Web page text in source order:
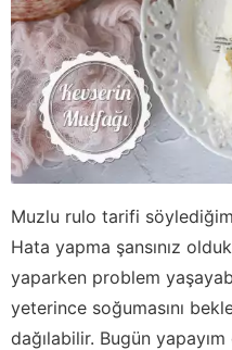
Muzlu rulo tarifi
Hata yapma şansınız
yaparken problem
yeterince soğumasını
dağılabilir. Bugün